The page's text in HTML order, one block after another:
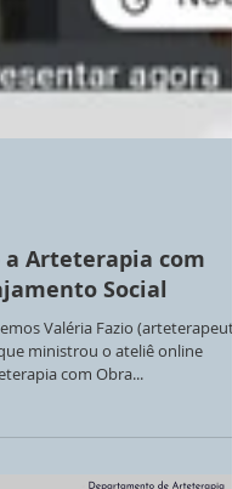
Arteterapia com
Social
Valéria Fazio